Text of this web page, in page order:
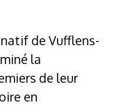
natif de Vufflens-
la
de leur
en